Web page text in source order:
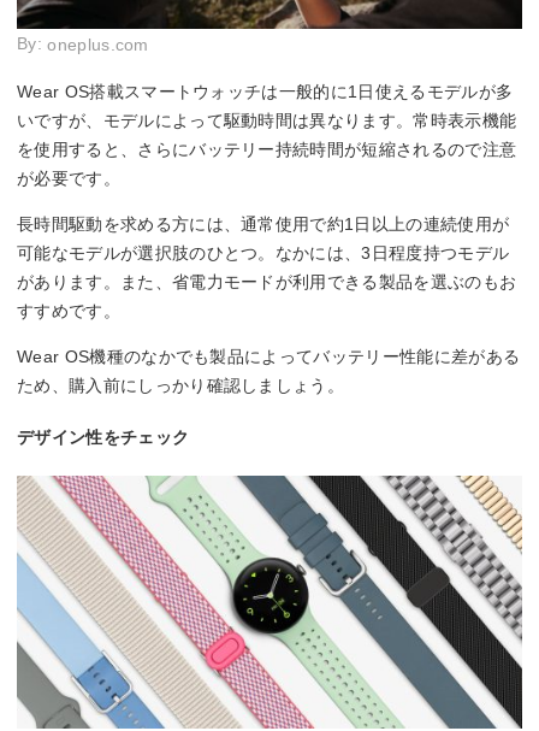
By:oneplus.com
Wear OS搭載スマートウォッチは一般的に1日使えるモデルが多
いですが、モデルによって駆動時間は異なります。常時表示機能
を使用すると、さらにバッテリー持続時間が短縮されるので注意
が必要です。
長時間駆動を求める方には、通常使用で約1日以上の連続使用が
可能なモデルが選択肢のひとつ。なかには、3日程度持つモデル
があります。また、省電力モードが利用できる製品を選ぶのもお
すすめです。
Wear OS機種のなかでも製品によってバッテリー性能に差がある
ため、購入前にしっかり確認しましょう。
デザイン性をチェック